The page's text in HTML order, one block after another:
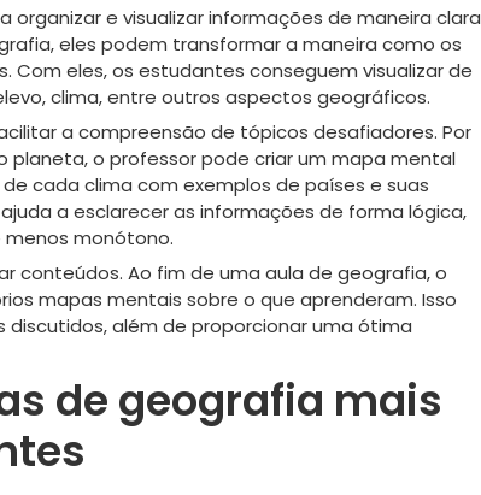
e visualizar informações de maneira clara
eles podem transformar a maneira como os
eles, os estudantes conseguem visualizar de
clima, entre outros aspectos geográficos.
a compreensão de tópicos desafiadores. Por
planeta, o professor pode criar um mapa mental
cada clima com exemplos de países e suas
a esclarecer as informações de forma lógica,
monótono.
conteúdos. Ao fim de uma aula de geografia, o
mapas mentais sobre o que aprenderam. Isso
além de proporcionar uma ótima
de geografia mais